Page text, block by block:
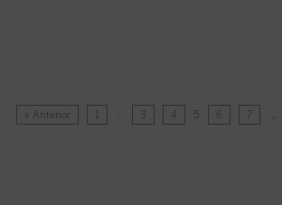
« Anterior 1 … 3 4 5 6 7 …